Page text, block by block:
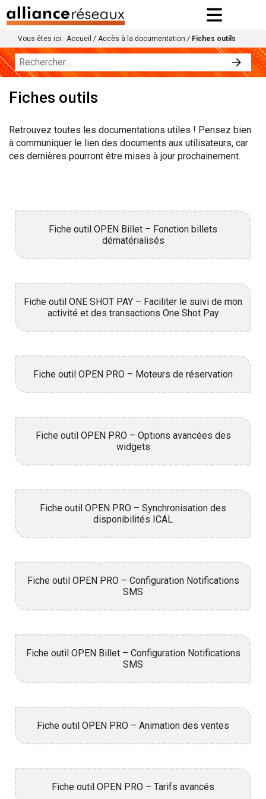
Vous êtes ici : Accueil / Accès à la documentation / Fiches outils
Fiches outils
Retrouvez toutes les documentations utiles ! Pensez bien
à communiquer le lien des documents aux utilisateurs, car
ces dernières pourront être mises à jour prochainement.
Fiche outil OPEN Billet – Fonction billets
dématérialisés
Fiche outil ONE SHOT PAY – Faciliter le suivi de mon
activité et des transactions One Shot Pay
Fiche outil OPEN PRO – Moteurs de réservation
Fiche outil OPEN PRO – Options avancées des
widgets
Fiche outil OPEN PRO – Synchronisation des
disponibilités ICAL
Fiche outil OPEN PRO – Configuration Notifications
SMS
Fiche outil OPEN Billet – Configuration Notifications
SMS
Fiche outil OPEN PRO – Animation des ventes
Fiche outil OPEN PRO – Tarifs avancés